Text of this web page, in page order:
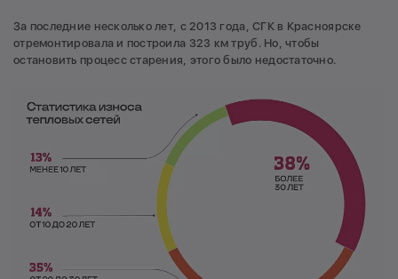
За последние несколько лет, с 2013 года, СГК в Красноярске
отремонтировала и построила 323 км труб. Но, чтобы
остановить процесс старения, этого было недостаточно.